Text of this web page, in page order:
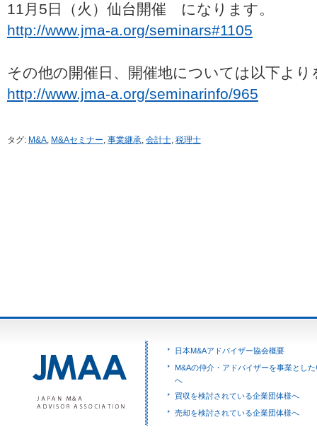
11月5日（火）仙台開催 になります。
http://www.jma-a.org/seminars#1105
その他の開催日、開催地については以下よ
http://www.jma-a.org/seminarinfo/965
タグ: M&A, M&Aセミナー, 事業継承, 会計士, 税理士
日本M&Aアドバイザー協会概要
M&Aの仲介・アドバイザーを事業とし
へ
買収を検討されている企業団体様へ
売却を検討されている企業団体様へ